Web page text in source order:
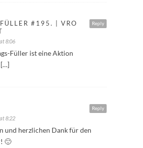
Reply
#195. | VRO
8:06
Füller ist eine Aktion
[…]
Reply
8:22
und herzlichen Dank für den
🙂